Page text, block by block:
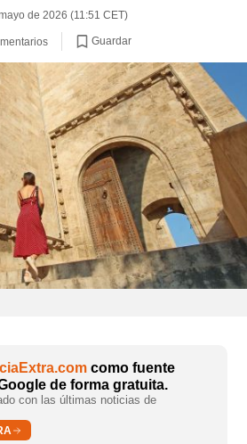
de 2026 (11:51 CET)
Guardar
como fuente
de forma gratuita.
con las últimas noticias de